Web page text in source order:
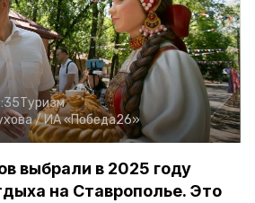
Туризм
/ИА «Победа26»
выбрали в 2025 году
на Ставрополье. Это